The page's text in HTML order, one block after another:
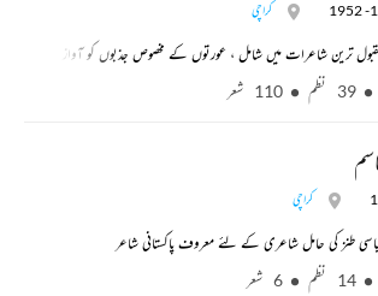
1952 - کراچی
مقبول ترین شاعرات میں شامل ، عورتوں کے مخصوص جذبوں کو آواز دینے
39 نظم 110 شعر
کراچی
طنز کی حامل شاعری کے لئے معروف پاکستانی شاعر
14 نظم 6 شعر